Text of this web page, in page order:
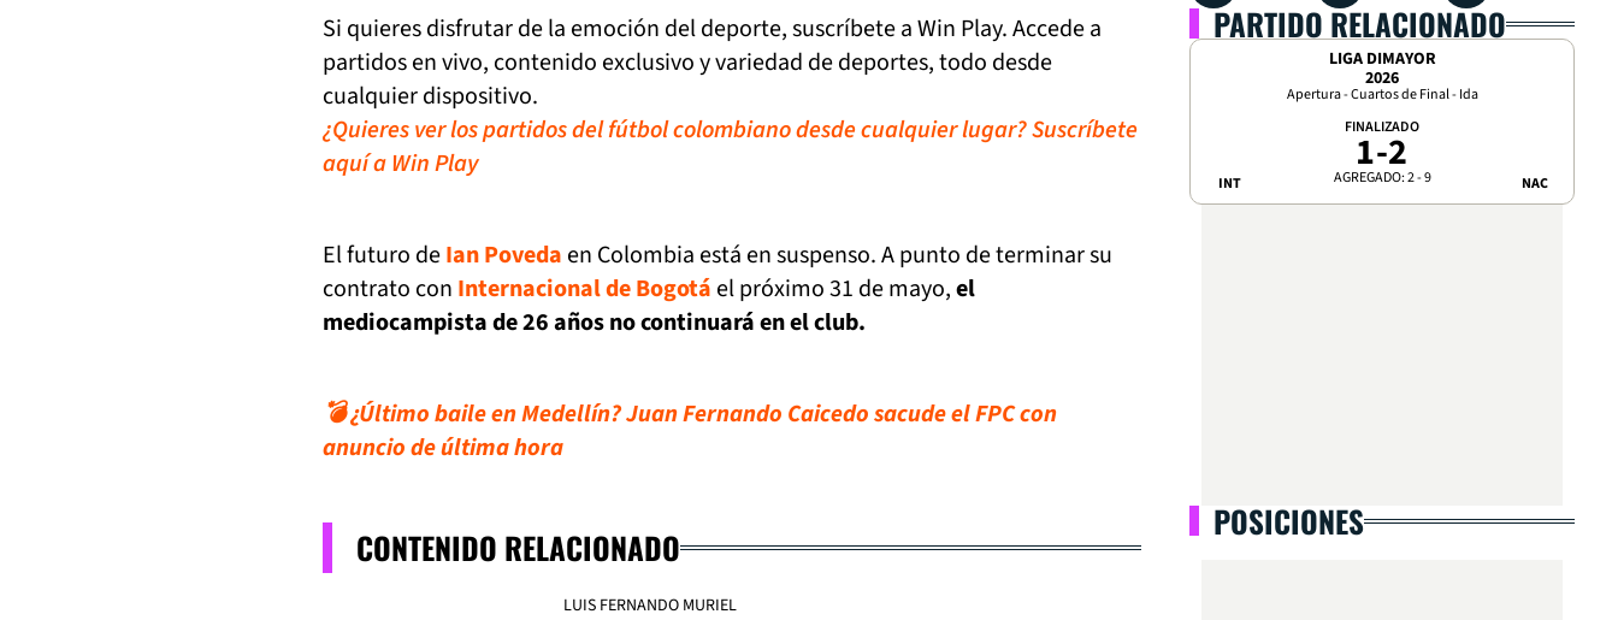
Si quieres disfrutar de la emoción del deporte, suscríbete a Win Play. Accede a
partidos en vivo, contenido exclusivo y variedad de deportes, todo desde
cualquier dispositivo.
¿Quieres ver los partidos del fútbol colombiano desde cualquier lugar? Suscríbete
aquí a Win Play
El futuro deIan Poveda en Colombia está en suspenso. A punto de terminar su
contrato con Internacional de Bogotá el próximo 31 de mayo,el
mediocampista de 26 años no continuará en el club.
💣 ¿Último baile en Medellín? Juan Fernando Caicedo sacude el FPC con
anuncio de última hora
CONTENIDO RELACIONADO
LUIS FERNANDO MURIEL
PARTIDO RELACIONADO
LIGA DIMAYOR
2026
Apertura - Cuartos de Final - Ida
INT
FINALIZADO
1-2
AGREGADO: 2 - 9 NAC
POSICIONES